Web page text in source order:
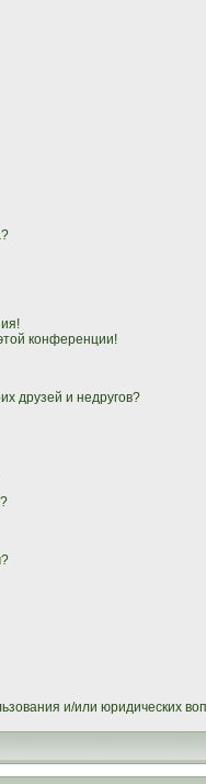
конференции!
друзей и недругов?
и/или юридических